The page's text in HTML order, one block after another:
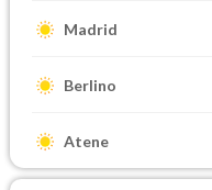
Madrid
Berlino
Atene